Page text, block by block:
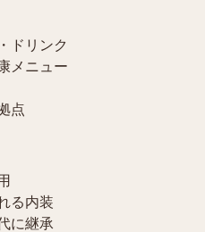
ドリンク
メニュー
点
る内装
に継承